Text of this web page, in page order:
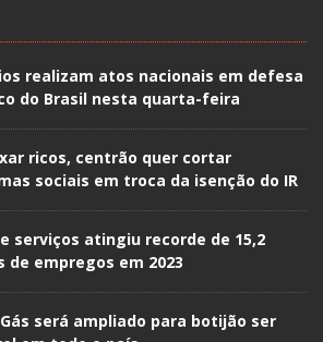
realizam atos nacionais em defesa
do Brasil nesta quarta-feira
ricos, centrão quer cortar
sociais em troca da isenção do IR
serviços atingiu recorde de 15,2
de empregos em 2023
será ampliado para botijão ser